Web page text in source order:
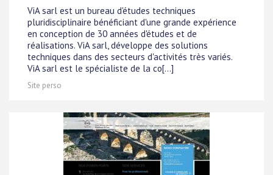
ViA sarl est un bureau d'études techniques
pluridisciplinaire bénéficiant d'une grande expérience
en conception de 30 années d'études et de
réalisations. ViA sarl, développe des solutions
techniques dans des secteurs d'activités très variés.
ViA sarl est le spécialiste de la co[...]
Site perso